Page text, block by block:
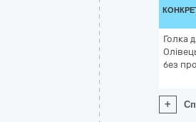
Голка
без
+